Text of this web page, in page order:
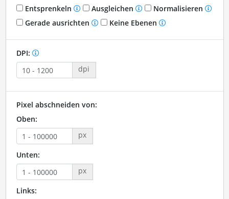
Entsprenkeln
Ausgleichen
Normalisieren
Gerade ausrichten
Keine Ebenen
DPI:
dpi
Pixel abschneiden von:
Oben:
px
Unten:
px
Links: